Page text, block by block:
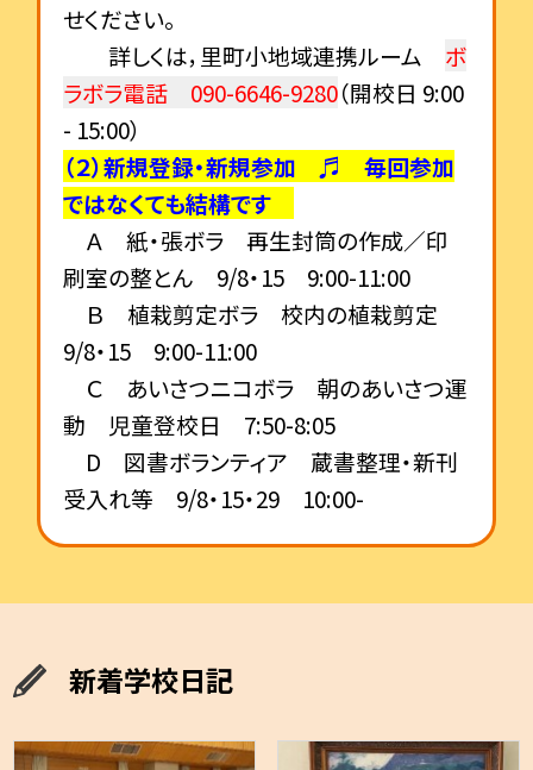
せください。
詳しくは，里町小地域連携ルーム ボ
ラボラ電話 090-6646-9280（開校日 9:00
- 15:00）
（２）新規登録・新規参加 ♬ 毎回参加
ではなくても結構です
Ａ 紙・張ボラ 再生封筒の作成／印
刷室の整とん 9/8・15 9:00-11:00
Ｂ 植栽剪定ボラ 校内の植栽剪定
9/8・15 9:00-11:00
Ｃ あいさつニコボラ 朝のあいさつ運
動 児童登校日 7:50-8:05
D 図書ボランティア 蔵書整理・新刊
受入れ等 9/8・15・29 10:00-
新着学校日記